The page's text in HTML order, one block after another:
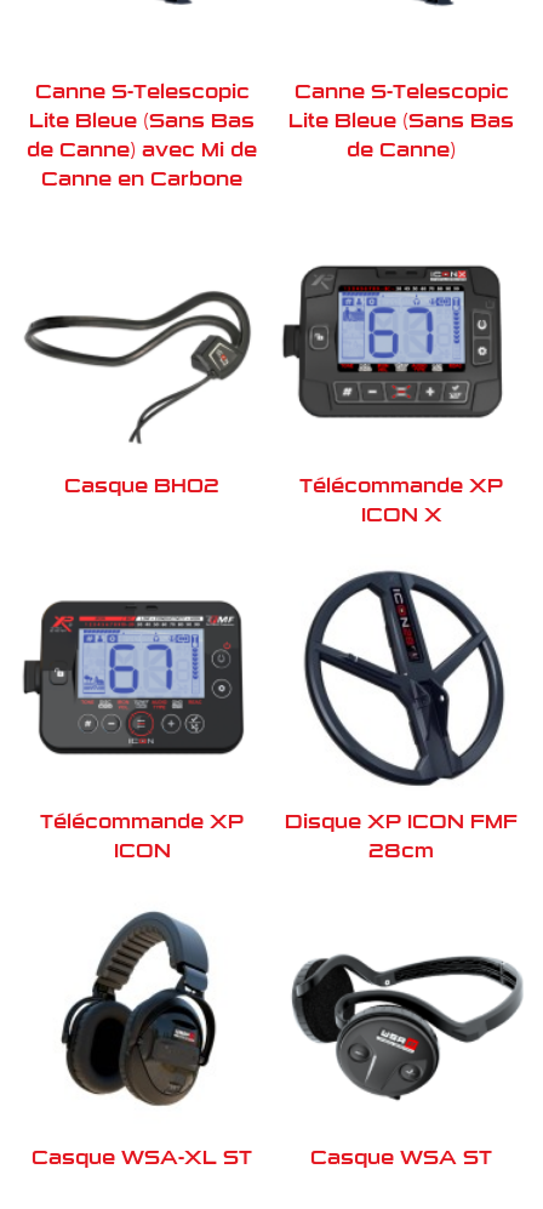
Canne S-Telescopic
Lite Bleue (Sans Bas
de Canne) avec Mi de
Canne en Carbone
Canne S-Telescopic
Lite Bleue (Sans Bas
de Canne)
Casque BH02
Télécommande XP
ICON X
Télécommande XP
ICON
Disque XP ICON FMF
28cm
Casque WSA-XL ST Casque WSA ST